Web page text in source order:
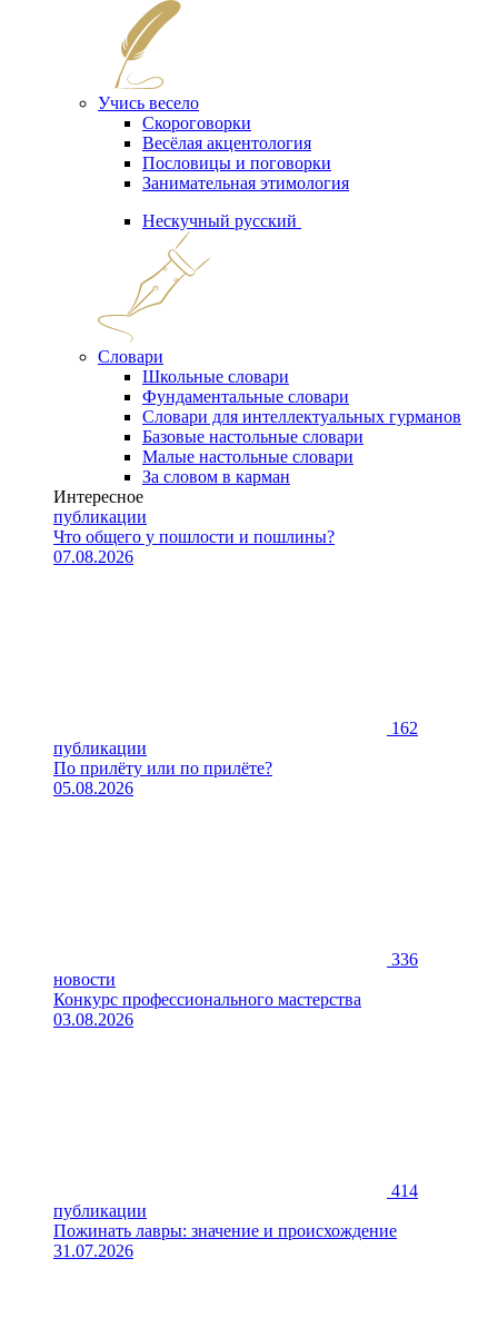
Учись весело
Скороговорки
Весёлая акцентология
Пословицы и поговорки
Занимательная этимология
Нескучный русский
Словари
Школьные словари
Фундаментальные словари
Словари для интеллектуальных гурманов
Базовые настольные словари
Малые настольные словари
За словом в карман
Интересное
публикации
Что общего у пошлости и пошлины?
07.08.2026
162
публикации
По прилёту или по прилёте?
05.08.2026
336
новости
Конкурс профессионального мастерства
03.08.2026
414
публикации
Пожинать лавры: значение и происхождение
31.07.2026